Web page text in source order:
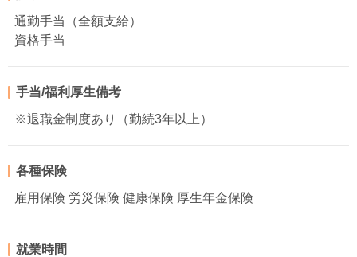
通勤手当（全額支給）
資格手当
手当/福利厚生備考
※退職金制度あり（勤続3年以上）
各種保険
雇用保険 労災保険 健康保険 厚生年金保険
就業時間